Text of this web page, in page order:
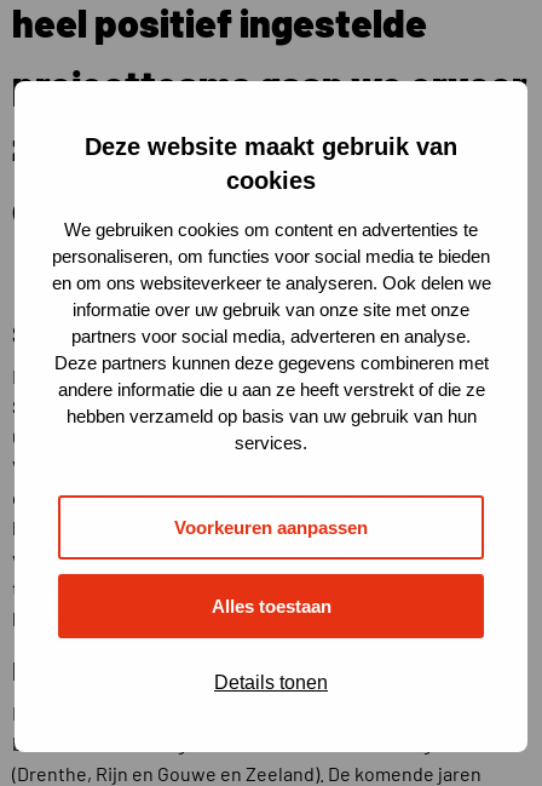
Deze website maakt gebruik van
cookies
We gebruiken cookies om content en advertenties te
personaliseren, om functies voor social media te bieden
en om ons websiteverkeer te analyseren. Ook delen we
informatie over uw gebruik van onze site met onze
partners voor social media, adverteren en analyse.
Deze partners kunnen deze gegevens combineren met
andere informatie die u aan ze heeft verstrekt of die ze
hebben verzameld op basis van uw gebruik van hun
services.
Voorkeuren aanpassen
Alles toestaan
Details tonen
heel positief ingestelde
projectteams gaan we ervoor
zorgen dat het een
gezamenlijk succes wordt.”
SDG 15 – Leven op het land
Met dit contract maken we écht impact en dragen we bij aan
SDG 15. SDG 15 is één van de 17 Sustainable Development
Goals (duurzame doelen) die zijn opgesteld door de
Verenigde Naties. SDG 15 richt zich op Leven op het land en
gaat over bescherming, herstel en duurzaam beheer van het
leven op het land in al zijn vormen. Bescherming en herstel
van ecosystemen en biodiversiteit kunnen de weerbaarheid
tegen toenemende bevolkingsdruk, intensivering van
landgebruik en klimaatverandering versterken.
Duurzaam spoorbermbeheer
De ambitie van ProRail is om in 2030 alle bermen duurzaam te
beheren. Nu wordt gestart met drie onderhoudsgebieden
(Drenthe, Rijn en Gouwe en Zeeland). De komende jaren